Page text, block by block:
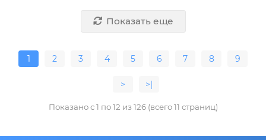
Показать еще
1 2 3 4 5 6 7 8 9
> >|
Показано с 1 по 12 из 126 (всего 11 страниц)